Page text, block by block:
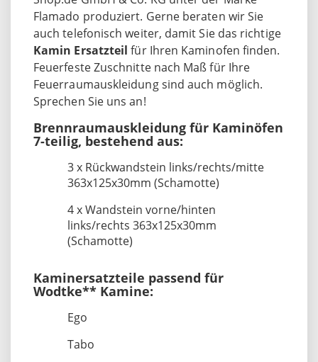
Flamado produziert. Gerne beraten wir Sie
auch telefonisch weiter, damit Sie das richtige
Kamin Ersatzteil für Ihren Kaminofen finden.
Feuerfeste Zuschnitte nach Maß für Ihre
Feuerraumauskleidung sind auch möglich.
Sprechen Sie uns an!
Brennraumauskleidung für Kaminöfen
7-teilig, bestehend aus:
3 x Rückwandstein links/rechts/mitte
363x125x30mm (Schamotte)
4 x Wandstein vorne/hinten
links/rechts 363x125x30mm
(Schamotte)
Kaminersatzteile passend für
Wodtke** Kamine:
Ego
Tabo